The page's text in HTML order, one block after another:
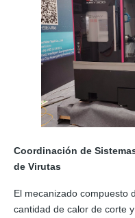
Coordinación de
de Virutas
El mecanizado compuesto
cantidad de calor de corte